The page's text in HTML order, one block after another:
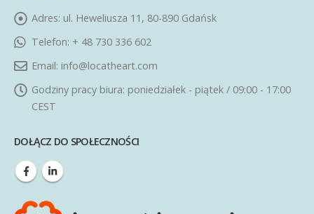
Adres: ul. Heweliusza 11, 80-890 Gdańsk
Telefon: + 48 730 336 602
Email: info@locatheart.com
Godziny pracy biura: poniedziałek - piątek / 09:00 - 17:00
CEST
DOŁĄCZ DO SPOŁECZNOŚCI